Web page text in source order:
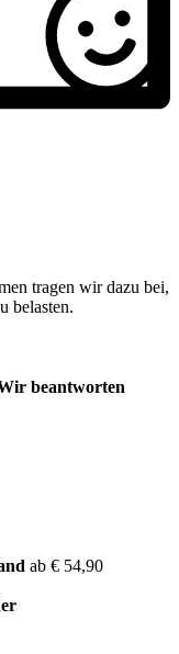
tragen wir dazu bei,
belasten.
beantworten
ab € 54,90